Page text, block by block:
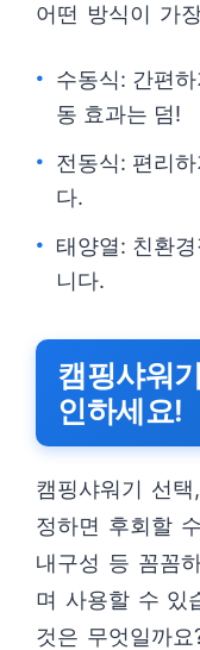
어떤 방식이 가
수동식: 간편
동 효과는 덤!
전동식: 편리
다.
태양열: 친환
니다.
캠핑샤워
인하세요!
캠핑샤워기 선
정하면 후회할
내구성 등 꼼꼼
며 사용할 수 있
것은 무엇일까요